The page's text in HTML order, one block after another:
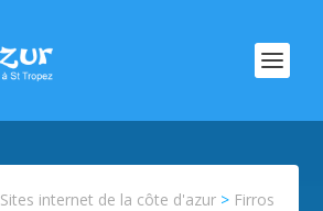
Sites internet de la côte d'azur > Firros